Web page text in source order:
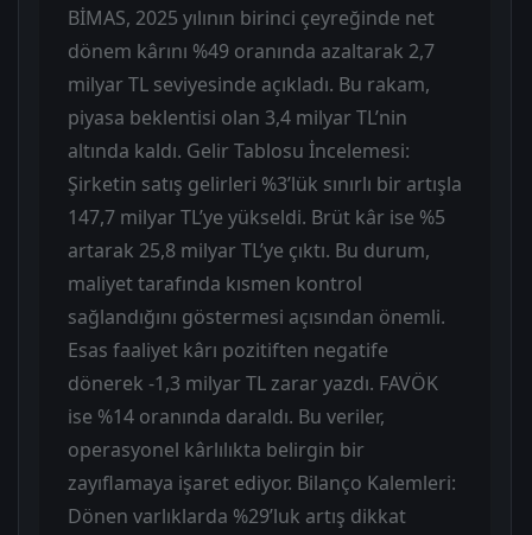
BİMAS, 2025 yılının birinci çeyreğinde net
dönem kârını %49 oranında azaltarak 2,7
milyar TL seviyesinde açıkladı. Bu rakam,
piyasa beklentisi olan 3,4 milyar TL’nin
altında kaldı. Gelir Tablosu İncelemesi:
Şirketin satış gelirleri %3’lük sınırlı bir artışla
147,7 milyar TL’ye yükseldi. Brüt kâr ise %5
artarak 25,8 milyar TL’ye çıktı. Bu durum,
maliyet tarafında kısmen kontrol
sağlandığını göstermesi açısından önemli.
Esas faaliyet kârı pozitiften negatife
dönerek -1,3 milyar TL zarar yazdı. FAVÖK
ise %14 oranında daraldı. Bu veriler,
operasyonel kârlılıkta belirgin bir
zayıflamaya işaret ediyor. Bilanço Kalemleri:
Dönen varlıklarda %29’luk artış dikkat